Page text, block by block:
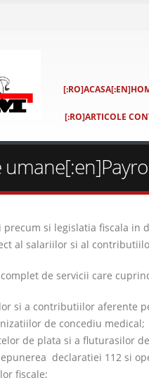
[:RO]ARTICOLE
si legislatia fiscala in
al salariilor si al
de servicii care
si a contributiilor aferente
de concediu medical;
de plata si a fluturasilor
declaratiei 112 si
fiscale;
unelte